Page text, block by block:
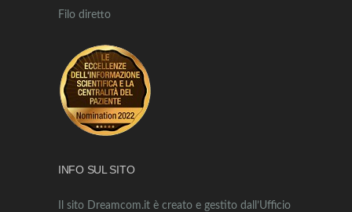
Filo diretto
INFO SUL SITO
Il sito Dreamcom.it è creato e gestito dall’Ufficio